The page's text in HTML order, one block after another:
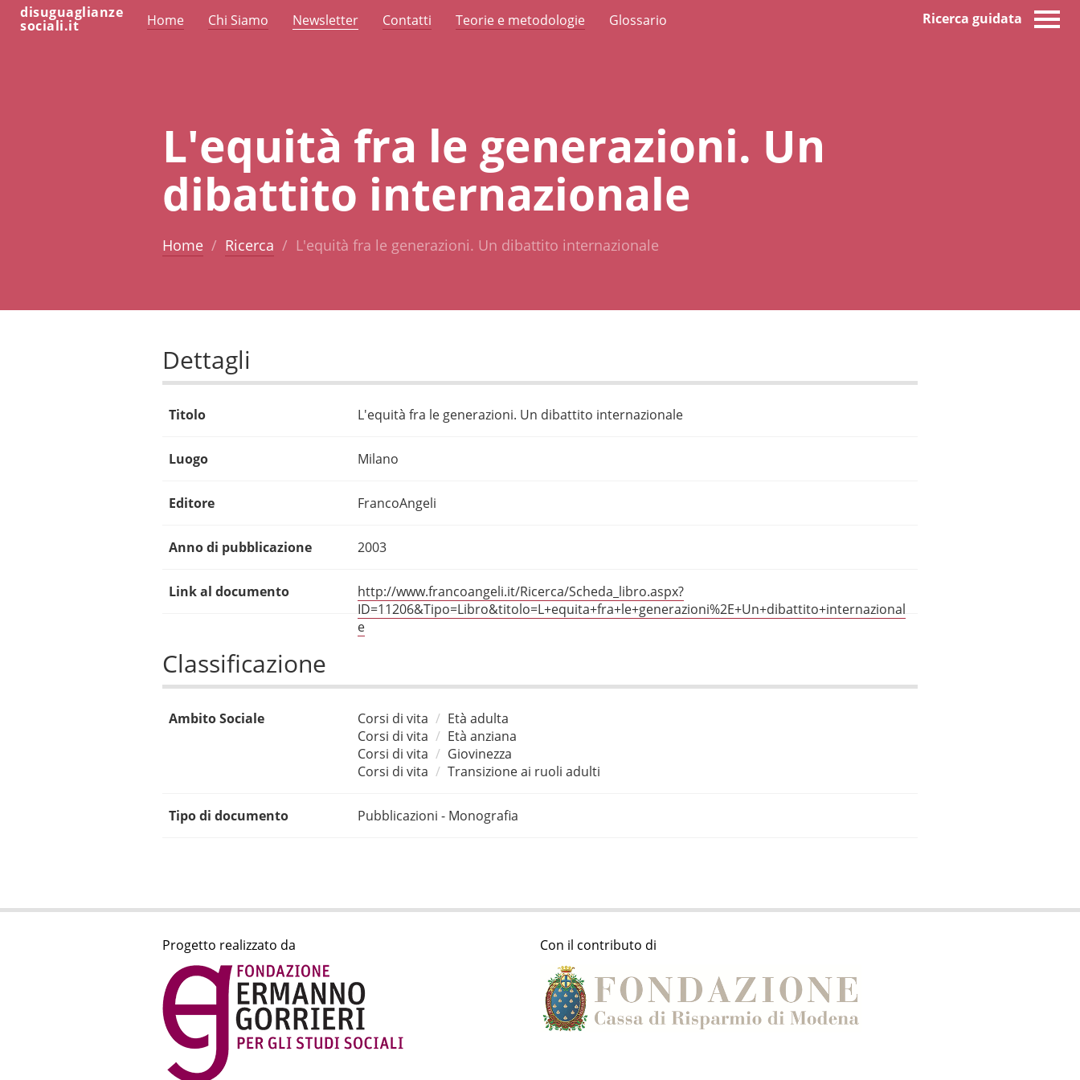
disuguaglianze
sociali.it Home Chi Siamo Newsletter Contatti Teorie e metodologie Glossario Ricerca guidata
L'equità fra le generazioni. Un
dibattito internazionale
Home Ricerca L'equità fra le generazioni. Un dibattito internazionale
Dettagli
Titolo L'equità fra le generazioni. Un dibattito internazionale
Luogo Milano
Editore FrancoAngeli
Anno di pubblicazione 2003
Link al documento
http://www.francoangeli.it/Ricerca/Scheda_libro.aspx?
ID=11206&Tipo=Libro&titolo=L+equita+fra+le+generazioni%2E+Un+dibattito+internazional
e
Classificazione
Ambito Sociale Corsi di vita
Età adulta
Corsi di vita
Età anziana
Corsi di vita
Giovinezza
Corsi di vita
Transizione ai ruoli adulti
Tipo di documento Pubblicazioni - Monografia
Progetto realizzato da Con il contributo di